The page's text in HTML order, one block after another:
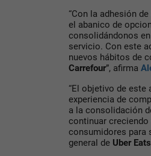
“Con la adhesión de
el abanico de
consolidándonos
servicio. Con este
nuevos hábitos de
Carrefour”, afirma
“El objetivo de este
experiencia de
a la consolidación
continuar
consumidores para
general de Uber Eats